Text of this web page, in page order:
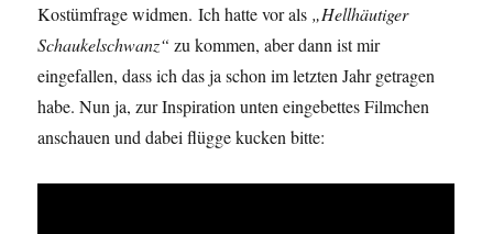
Kostümfrage widmen. Ich hatte vor als „Hellhäutiger
Schaukelschwanz“ zu kommen, aber dann ist mir
eingefallen, dass ich das ja schon im letzten Jahr getragen
habe. Nun ja, zur Inspiration unten eingebettes Filmchen
anschauen und dabei flügge kucken bitte: